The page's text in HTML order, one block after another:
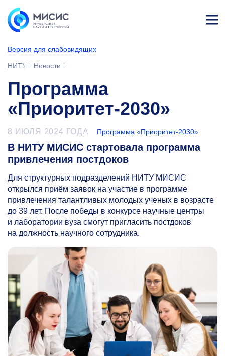
Версия для слабовидящих
НИТУ МИСИС
Новости
Программа
«Приоритет-2030»
8 ИЮЛЯ 2024 ГОДА Программа «Приоритет-2030»
В НИТУ МИСИС стартовала программа
привлечения постдоков
Для структурных подразделений НИТУ МИСИС
открылся приём заявок на участие в программе
привлечения талантливых молодых ученых в возрасте
до 39 лет. После победы в конкурсе научные центры
и лаборатории вуза смогут пригласить постдоков
на должность научного сотрудника.